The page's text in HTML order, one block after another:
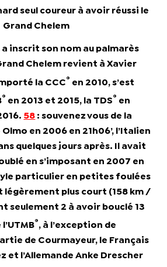
seul coureur à avoir réussi le
Grand Chelem
a inscrit son nom au palmarès
Chelem revient à Xavier
la CCC® en 2010, s’est
® en 2013 et 2015, la TDS® en
58 : souvenez vous de la
Olmo en 2006 en 21h06’, l’Italien
quelques jours après. Il avait
en s’imposant en 2007 en
particulier en petites foulées
légèrement plus court (158 km /
seulement 2 à avoir bouclé 13
®, à l’exception de
de Courmayeur, le Français
et l’AllemandeAnke Drescher